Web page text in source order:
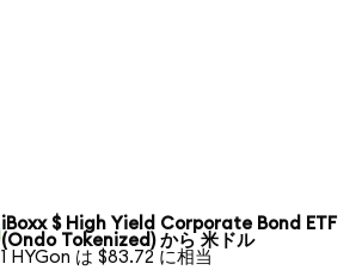
iBoxx $ High Yield Corporate Bond ETF
(Ondo Tokenized) から 米ドル
1 HYGon は $83.72 に相当